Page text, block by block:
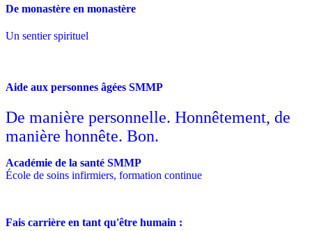
De monastère en monastère
Un sentier spirituel
Aide aux personnes âgées SMMP
De manière personnelle. Honnêtement, de
manière honnête. Bon.
Académie de la santé SMMP
École de soins infirmiers, formation continue
Fais carrière en tant qu'être humain :